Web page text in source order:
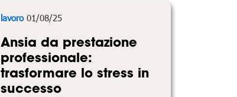
lavoro01/08/25
Ansia da prestazione
professionale:
trasformare lo stress in
successo